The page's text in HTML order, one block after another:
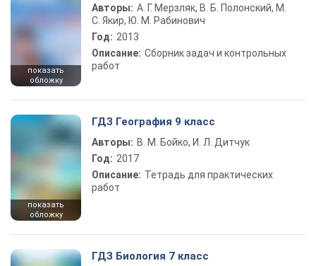
показать
обложку
Авторы: А. Г. Мерзляк, В. Б. Полонский, М.
С. Якир, Ю. М. Рабинович
Год: 2013
Описание: Сборник задач и контрольных
работ
показать
обложку
ГДЗ География 9 класс
Авторы: В. М. Бойко, И. Л. Дитчук
Год: 2017
Описание: Тетрадь для практических
работ
ГДЗ Биология 7 класс